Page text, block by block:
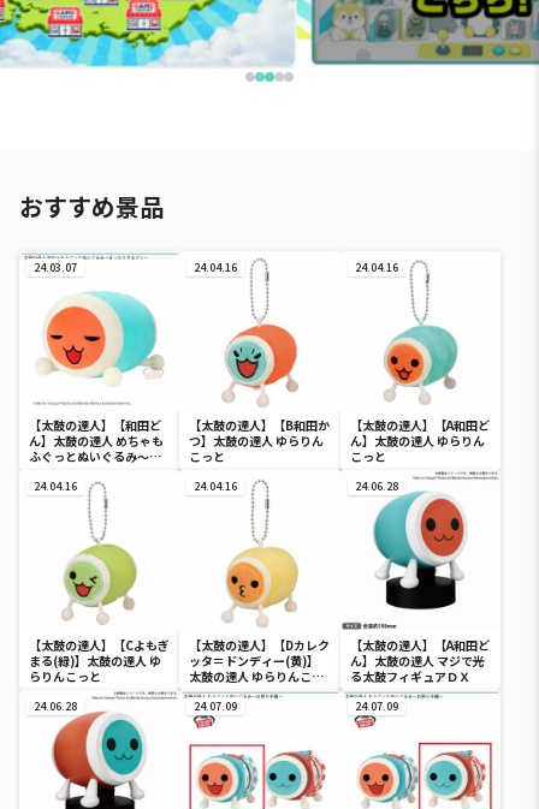
おすすめ景品
24.03.07
【太鼓の達人】【和田ど
ん】太鼓の達人 めちゃも
ふぐっとぬいぐるみ～ま
24.04.16
【太鼓の達人】【B和田か
つ】太鼓の達人 ゆらりん
こっと
24.04.16
【太鼓の達人】【A和田ど
ん】太鼓の達人 ゆらりん
こっと
24.04.16
【太鼓の達人】【Cよもぎ
まる(緑)】太鼓の達人 ゆ
らりんこっと
24.04.16
【太鼓の達人】【Dカレク
ッタ＝ドンディー(黄)】
太鼓の達人 ゆらりんこっ
と
24.06.28
【太鼓の達人】【A和田ど
ん】太鼓の達人 マジで光
る太鼓フィギュアＤＸ
24.06.28 24.07.09 24.07.09